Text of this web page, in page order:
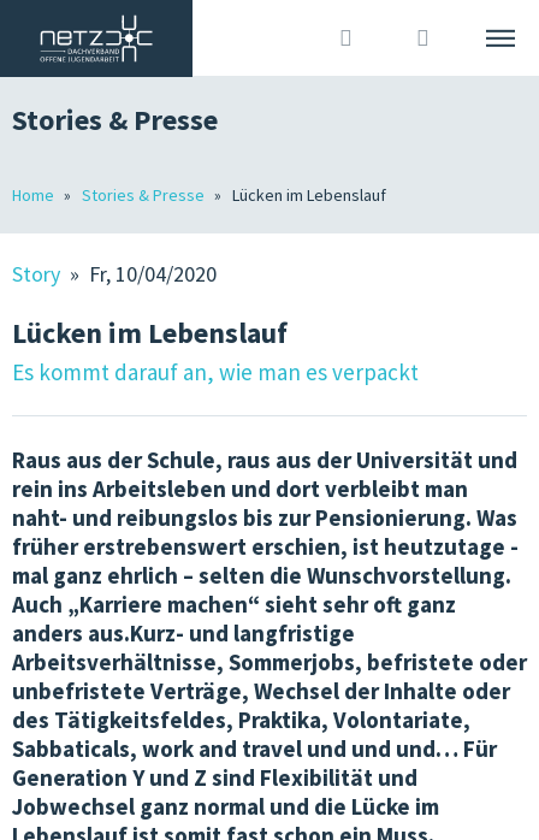
? Anmelden
DEUTSCH ITALIANO
WIR SIND
MITGLIEDER
OJA IN SÜDTIROL
GRUNDLAGEN
JOBS IN DER OJA
TERMINE & KURSE
VEREINSWESEN & KOMMUNIKATION
ÖFFENTLICHKEITSARBEIT
JOBS IN DER OJA
TERMINE & KURSE
VERNETZUNG & BEGLEITUNG
Stories & Presse
Home Stories & Presse Lücken im Lebenslauf
Story » Fr, 10/04/2020
Lücken im Lebenslauf
Es kommt darauf an, wie man es verpackt
Raus aus der Schule, raus aus der Universität und
rein ins Arbeitsleben und dort verbleibt man
naht- und reibungslos bis zur Pensionierung. Was
früher erstrebenswert erschien, ist heutzutage -
mal ganz ehrlich – selten die Wunschvorstellung.
Auch „Karriere machen“ sieht sehr oft ganz
anders aus.Kurz- und langfristige
Arbeitsverhältnisse, Sommerjobs, befristete oder
unbefristete Verträge, Wechsel der Inhalte oder
des Tätigkeitsfeldes, Praktika, Volontariate,
Sabbaticals, work and travel und und und… Für
Generation Y und Z sind Flexibilität und
Jobwechsel ganz normal und die Lücke im